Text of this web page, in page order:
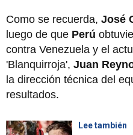
Como se recuerda, José
luego de que Perú
contra Venezuela y el
'Blanquirroja', Juan
la dirección técnica del
resultados.
Lee también